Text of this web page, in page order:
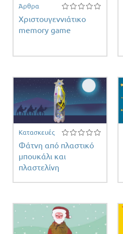
Άρθρα
Χριστουγεννιάτικο
memory game
Κατασκευές
Φάτνη από πλαστικό
μπουκάλι και
πλαστελίνη